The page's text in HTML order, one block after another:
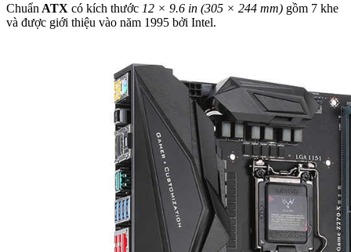
Chuẩn ATX có kích thước 12 × 9.6 in (305 × 244 mm) gồm 7 khe
và được giới thiệu vào năm 1995 bởi Intel.